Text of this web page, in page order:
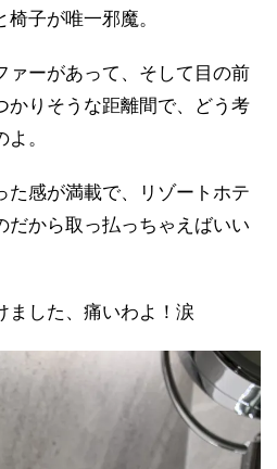
子が唯一邪魔。
ァーがあって、そして目の前
かりそうな距離間で、どう考
。
た感が満載で、リゾートホテ
だから取っ払っちゃえばいい
ました、痛いわよ！涙